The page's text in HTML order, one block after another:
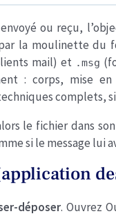
ou reçu,
la moulinette du
mail) et .msg
: corps, mise
complets,
le fichier dans
si le message lui
déposer. Ouvrez